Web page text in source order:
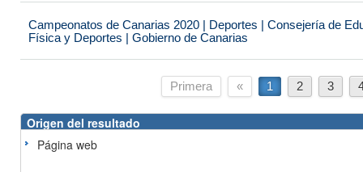
Campeonatos de Canarias 2020 | Deportes | Consejería de
Física y Deportes | Gobierno de Canarias
Primera « 1 2 3
Origen del resultado
Página web